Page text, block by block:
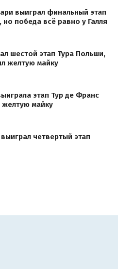
выиграл финальный этап
но победа всё равно у Галля
шестой этап Тура Польши,
желтую майку
этап Тур де Франс
майку
четвертый этап